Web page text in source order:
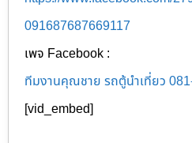
091687687669117
เพจ Facebook :
ทีมงานคุณชาย รถตู้นำเที่ยว
[vid_embed]